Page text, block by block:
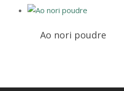
produit
plusieurs
peuvent
Ao nori poudre